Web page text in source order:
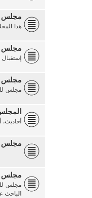
مجلس
هذا
مجلس
مجلس
مجلس
أحاديث،
مجلس
مجلس
مجلس
الباحث